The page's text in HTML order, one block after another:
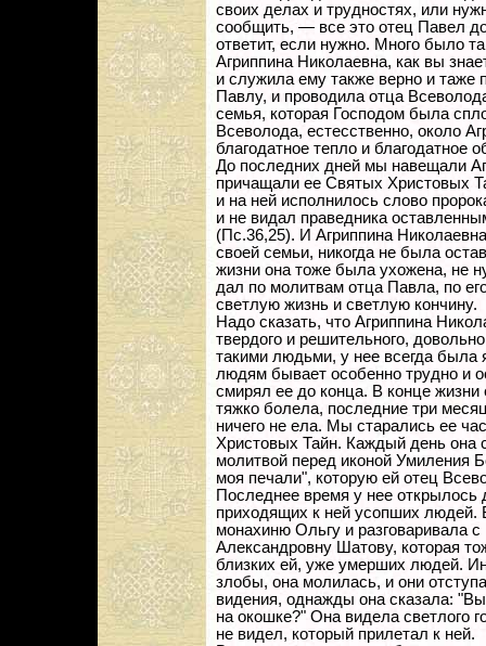
своих делах и трудностях, или
сообщить, — все это отец Павел
ответит, если нужно. Много было
Агриппина Николаевна, как вы
и служила ему также верно и таже
Павлу, и проводила отца
семья, которая Господом была
Всеволода, естесственно, около
благодатное тепло и благодатное
До последних дней мы навещали
причащали ее Святых Христовых
и на ней исполнилось слово
и не видал праведника
(Пс.36,25). И Агриппина
своей семьи, никогда не была
жизни она тоже была ухожена, не
дал по молитвам отца Павла, по
светлую жизнь и светлую кончину.
Надо сказать, что Агриппина
твердого и решительного,
такими людьми, у нее всегда была
людям бывает особенно трудно и
смирял ее до конца. В конце
тяжко болела, последние три
ничего не ела. Мы старались ее
Христовых Тайн. Каждый день она
молитвой перед иконой Умиления
моя печали", которую ей отец
Последнее время у нее открылось
приходящих к ней усопших людей.
монахиню Ольгу и разговаривала
Александровну Шатову, которая
близких ей, уже умерших людей.
злобы, она молилась, и они
видения, однажды она сказала:
на окошке?" Она видела светлого
не видел, который прилетал к ней.